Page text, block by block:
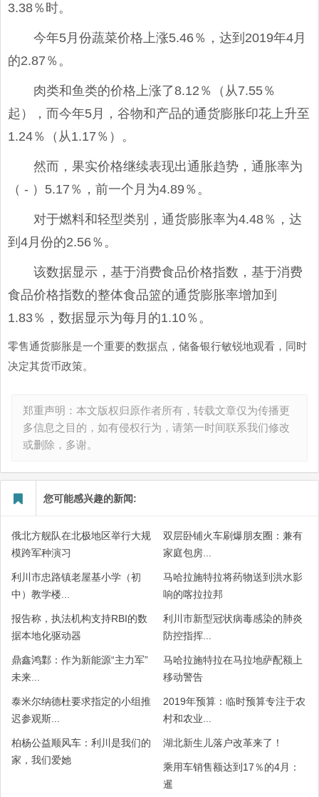
3.38％时。
今年5月份蔬菜价格上涨5.46％，达到2019年4月
的2.87％。
肉类和鱼类的价格上涨了8.12％（从7.55％
起），而今年5月，谷物和产品的通货膨胀印花上升至
1.24％（从1.17％）。
然而，果实价格继续表现出通胀趋势，通胀率为
（ - ）5.17％，前一个月为4.89％。
对于燃料和轻型类别，通货膨胀率为4.48％，达
到4月份的2.56％。
该数据显示，基于消费食品价格指数，基于消费
食品价格指数的整体食品篮的通货膨胀率增加到
1.83％，数据显示为每月的1.10％。
零售通货膨胀是一个重要的数据点，储备银行敏锐地观看，同时
决定其货币政策。
郑重声明：本文版权归原作者所有，转载文章仅为传播更
多信息之目的，如有侵权行为，请第一时间联系我们修改
或删除，多谢。
您可能感兴趣的新闻:
俄北方舰队在北极地区举行大规
模跨军种演习
双层卧铺火车刷爆朋友圈：兼有
家庭包房...
利川市忠路镇老屋基小学（初
中）教学楼...
马哈拉施特拉将药物送到洪水影
响的喀拉拉邦
报告称，执法机构支持RBI的数
据本地化驱动器
利川市新型冠状病毒感染的肺炎
防控指挥...
鼎鑫鸿鄴：作为新能源“主力军”
未来...
马哈拉施特拉在马拉地萨配额上
移动警告
泰米尔纳德杜要求指定的小组推
迟参观斯...
2019年预算：临时预算专注于农
村和农业...
柏杨公益顺风车：利川是我们的
家，我们爱她
湖北新生儿落户改革来了！
乘用车销售额达到17％的4月：
暹